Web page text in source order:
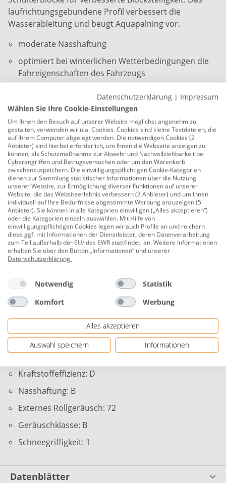
laufrichtungsgebundene Profil verbessert die
Wasserableitung und beugt Aquapalning vor.
moderate Nasshaftung
optimiert bei winterlichen Wetterbedingungen die
Fahreigenschaften des Fahrzeugs
Breite: 195 mm
Querschnitt: 65 mm
Felgen: Ø 15 Zoll
Last je Reifen: 615 kg
Höchstgeschwindigkeit: 190 km/h
Lieferung erfolgt ohne Felge(n) !
Herstellerinformationen: Nexen Tire Europe s.r.o. |
Lise-Meitner-Straße 1 | 65779 Kelkheim,
DEUTSCHLAND | eMail:
marketing.net@nexentire.com | Herstellernr.
16542NX
Reifentypenkennung (Art.-Nummer): 16542
Reifengröße und Tragfähigkeitskennzahl: 195/65R15
91 T
Reifenklasse: C1
Kraftstoffeffizienz: D
Nasshaftung: B
Externes Rollgeräusch: 72
Geräuschklasse: B
Schneegriffigkeit: 1
Datenblätter
Datenschutzerklärung | Impressum
Wählen Sie Ihre Cookie-Einstellungen
Um Ihnen den Besuch auf unserer Website möglichst angenehm zu
gestalten, verwenden wir u.a. Cookies. Cookies sind kleine Textdateien, die
auf Ihrem Computer abgelegt werden. Die notwendigen Cookies (2
Anbieter) sind hierbei erforderlich, um Ihnen die Webseite anzeigen zu
können, als Schutzmaßnahme zur Abwehr und Nachvollziehbarkeit bei
Cyberangriffen und Betrugsversuchen oder um den Warenkorb
zwischenzuspeichern. Die einwilligungspflichtigen Cookie-Kategorien
dienen zur Sammlung statistischer Informationen über die Nutzung
unserer Website, zur Ermöglichung diverser Funktionen auf unserer
Website, die das Websiteerlebnis verbessern (3 Anbieter) und um Ihnen
individuell auf Ihre Bedürfnisse abgestimmte Werbung anzuzeigen (5
Anbieter). Sie können in alle Kategorien einwilligen („Alles akzeptieren“)
oder die Kategorien einzeln auswählen. Mit Hilfe von
einwilligungspflichtigen Cookies legen wir auch Profile an und reichern
diese ggf. mit Informationen der Dienstleister, deren Datenverarbeitung
zum Teil außerhalb der EU/ des EWR stattfindet, an. Weitere Informationen
erhalten Sie über den Button „Informationen“ und unserer
Datenschutzerklärung.
Notwendig
Statistik
Komfort
Werbung
Alles akzeptieren
Auswahl speichern
Informationen